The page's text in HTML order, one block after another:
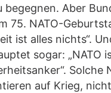
begegnen. Aber
75. NATO-
ist alles nichts“.
sogar: „NATO
Solche
auf Krieg,